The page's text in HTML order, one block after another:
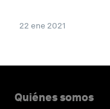
22 ene 2021
Quiénes somos